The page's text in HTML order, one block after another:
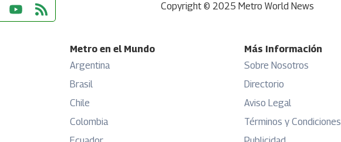
Copyright © 2025 Metro World News
Metro en el Mundo
Argentina
Brasil
Chile
Colombia
Más Información
Sobre Nosotros
Directorio
Aviso Legal
Términos y Condiciones